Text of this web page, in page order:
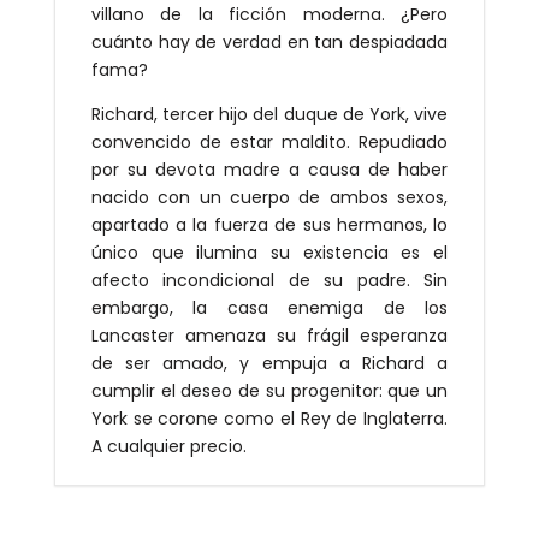
villano de la ficción moderna. ¿Pero
cuánto hay de verdad en tan despiadada
fama?
Richard, tercer hijo del duque de York, vive
convencido de estar maldito. Repudiado
por su devota madre a causa de haber
nacido con un cuerpo de ambos sexos,
apartado a la fuerza de sus hermanos, lo
único que ilumina su existencia es el
afecto incondicional de su padre. Sin
embargo, la casa enemiga de los
Lancaster amenaza su frágil esperanza
de ser amado, y empuja a Richard a
cumplir el deseo de su progenitor: que un
York se corone como el Rey de Inglaterra.
A cualquier precio.